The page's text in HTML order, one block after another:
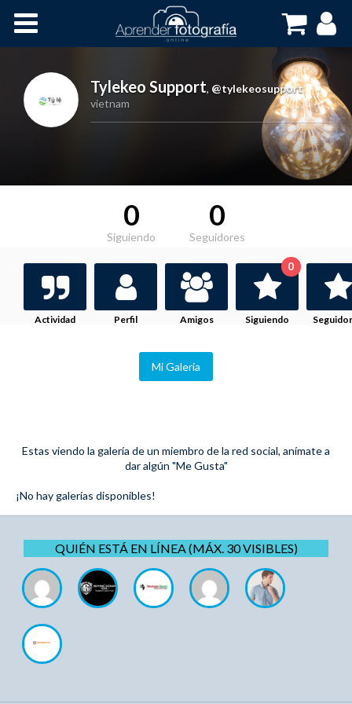
Cursos OnLine
Tylekeo Support, @tylekeosupport
vietnam
0
Siguiendo
0
Seguidores
Actividad Perfil Amigos Siguiendo
0
Mi Galeria
Estas viendo la galería de un miembro de la red social, anímate a
dar algún "Me Gusta"
¡No hay galerías disponibles!
QUIÉN ESTÁ EN LÍNEA (MÁX. 30 VISIBLES)